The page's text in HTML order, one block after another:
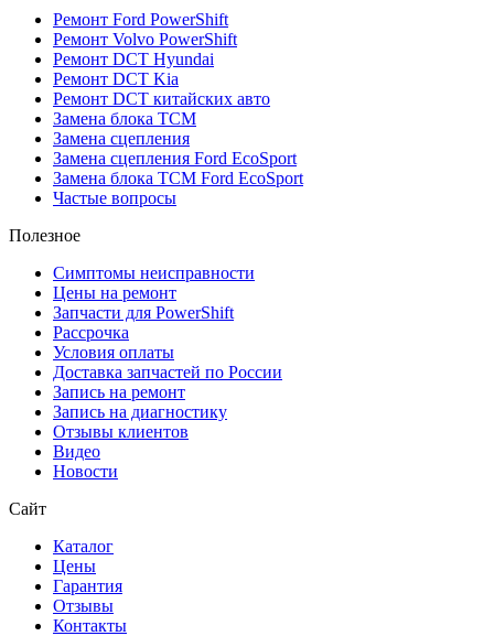
Ремонт Ford PowerShift
Ремонт Volvo PowerShift
Ремонт DCT Hyundai
Ремонт DCT Kia
Ремонт DCT китайских авто
Замена блока TCM
Замена сцепления
Замена сцепления Ford EcoSport
Замена блока TCM Ford EcoSport
Частые вопросы
Полезное
Симптомы неисправности
Цены на ремонт
Запчасти для PowerShift
Рассрочка
Условия оплаты
Доставка запчастей по России
Запись на ремонт
Запись на диагностику
Отзывы клиентов
Видео
Новости
Сайт
Каталог
Цены
Гарантия
Отзывы
Контакты